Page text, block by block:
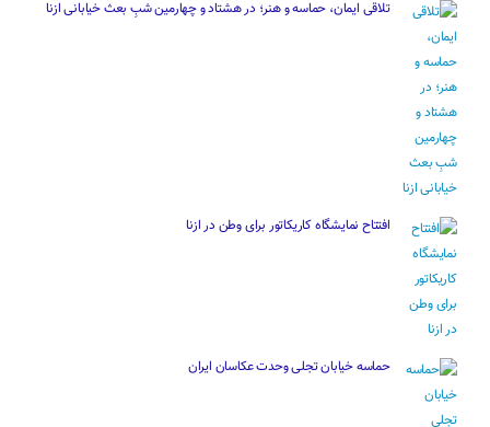
تلاقی ایمان، حماسه و هنر؛ در هشتاد و چهارمین شبِ بعث خیابانی ازنا
افتتاح نمایشگاه کاریکاتور برای وطن در ازنا
حماسه خیابان تجلی وحدت عکاسان ایران